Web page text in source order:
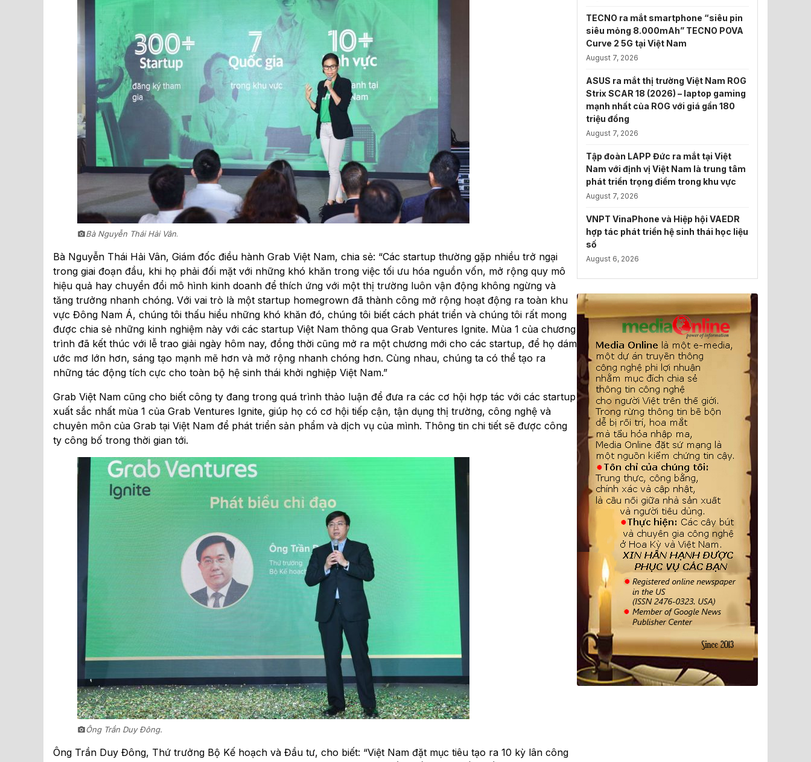
Bà Nguyễn Thái Hải Vân.
Bà Nguyễn Thái Hải Vân, Giám đốc điều hành Grab Việt Nam, chia sẻ: “Các startup thường gặp nhiều trở ngại
trong giai đoạn đầu, khi họ phải đối mặt với những khó khăn trong việc tối ưu hóa nguồn vốn, mở rộng quy mô
hiệu quả hay chuyển đổi mô hình kinh doanh để thích ứng với một thị trường luôn vận động không ngừng và
tăng trưởng nhanh chóng. Với vai trò là một startup homegrown đã thành công mở rộng hoạt động ra toàn khu
vực Đông Nam Á, chúng tôi thấu hiểu những khó khăn đó, chúng tôi biết cách phát triển và chúng tôi rất mong
được chia sẻ những kinh nghiệm này với các startup Việt Nam thông qua Grab Ventures Ignite. Mùa 1 của chương
trình đã kết thúc với lễ trao giải ngày hôm nay, đồng thời cũng mở ra một chương mới cho các startup, để họ dám
ước mơ lớn hơn, sáng tạo mạnh mẽ hơn và mở rộng nhanh chóng hơn. Cùng nhau, chúng ta có thể tạo ra
những tác động tích cực cho toàn bộ hệ sinh thái khởi nghiệp Việt Nam.”
Grab Việt Nam cũng cho biết công ty đang trong quá trình thảo luận để đưa ra các cơ hội hợp tác với các startup
xuất sắc nhất mùa 1 của Grab Ventures Ignite, giúp họ có cơ hội tiếp cận, tận dụng thị trường, công nghệ và
chuyên môn của Grab tại Việt Nam để phát triển sản phẩm và dịch vụ của mình. Thông tin chi tiết sẽ được công
ty công bố trong thời gian tới.
Ông Trần Duy Đông.
Ông Trần Duy Đông, Thứ trưởng Bộ Kế hoạch và Đầu tư, cho biết: “Việt Nam đặt mục tiêu tạo ra 10 kỳ lân công
TECNO ra mắt smartphone “siêu pin
siêu mỏng 8.000mAh” TECNO POVA
Curve 2 5G tại Việt Nam
August 7, 2026
ASUS ra mắt thị trường Việt Nam ROG
Strix SCAR 18 (2026) – laptop gaming
mạnh nhất của ROG với giá gần 180
triệu đồng
August 7, 2026
Tập đoàn LAPP Đức ra mắt tại Việt
Nam với định vị Việt Nam là trung tâm
phát triển trọng điểm trong khu vực
August 7, 2026
VNPT VinaPhone và Hiệp hội VAEDR
hợp tác phát triển hệ sinh thái học liệu
số
August 6, 2026